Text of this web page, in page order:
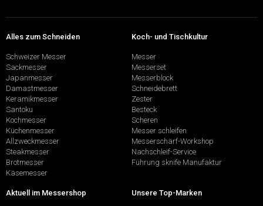
Alles zum Schneiden
Schweizer Messer
Sackmesser
Japanmesser
Damastmesser
Keramikmesser
Santoku
Kochmesser
Küchenmesser
Allzweckmesser
Steakmesser
Brotmesser
Käsemesser
Koch- und Tischkultur
Messer
Messerset
Messerblock
Schneidebrett
Zester
Besteck
Scheren
Messer schleifen
Messerschärf-Workshop
Nachschleif-Service
Führung sknife Manufaktur
Aktuell im Messershop Unsere Top-Marken